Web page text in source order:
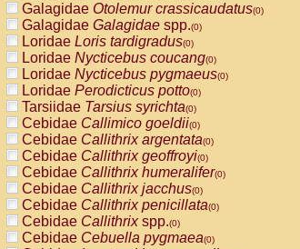
Galagidae Otolemur crassicaudatus(0)
Galagidae Galagidae spp.(0)
Loridae Loris tardigradus(0)
Loridae Nycticebus coucang(0)
Loridae Nycticebus pygmaeus(0)
Loridae Perodicticus potto(0)
Tarsiidae Tarsius syrichta(0)
Cebidae Callimico goeldii(0)
Cebidae Callithrix argentata(0)
Cebidae Callithrix geoffroyi(0)
Cebidae Callithrix humeralifer(0)
Cebidae Callithrix jacchus(0)
Cebidae Callithrix penicillata(0)
Cebidae Callithrixspp.(0)
Cebidae Cebuella pygmaea(0)